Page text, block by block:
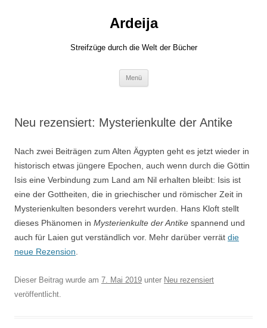
Ardeija
Streifzüge durch die Welt der Bücher
Menü
Neu rezensiert: Mysterienkulte der Antike
Nach zwei Beiträgen zum Alten Ägypten geht es jetzt wieder in
historisch etwas jüngere Epochen, auch wenn durch die Göttin
Isis eine Verbindung zum Land am Nil erhalten bleibt: Isis ist
eine der Gottheiten, die in griechischer und römischer Zeit in
Mysterienkulten besonders verehrt wurden. Hans Kloft stellt
dieses Phänomen in Mysterienkulte der Antike spannend und
auch für Laien gut verständlich vor. Mehr darüber verrät die
neue Rezension
Dieser Beitrag wurde am 7. Mai 2019 unter Neu rezensiert
veröffentlicht.